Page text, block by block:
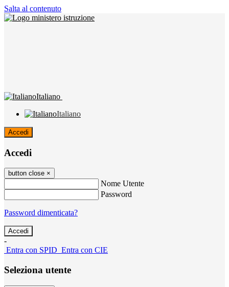
Salta al contenuto
Italiano
Italiano
Accedi
Accedi
button close ×
Nome Utente
Password
Password dimenticata?
-
Entra con SPID Entra con CIE
Seleziona utente